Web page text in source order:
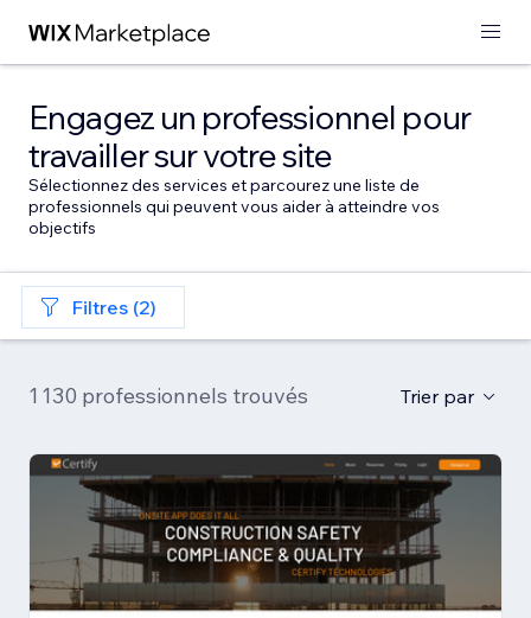
Engagez un professionnel pour
travailler sur votre site
Sélectionnez des services et parcourez une liste de
professionnels qui peuvent vous aider à atteindre vos
objectifs
Filtres (2)
1 130 professionnels trouvés Trier par